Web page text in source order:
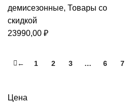
Цена
демисезонные, Товары со
скидкой
23990,00 ₽
← 1 2 3 … 6 7